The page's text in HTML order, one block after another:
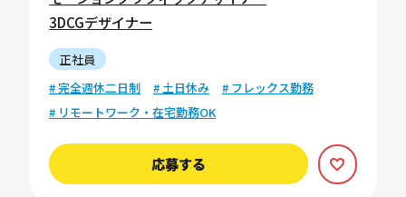
3DCGデザイナー
正社員
# 完全週休二日制
# 土日休み
# フレックス勤務
# リモートワーク・在宅勤務OK
応募する